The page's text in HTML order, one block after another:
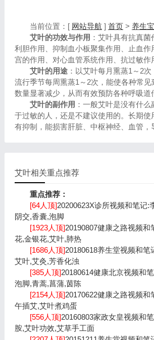
当前位置：[ 网站导航 ] 首页> 养生
艾叶的功效与作用 ：艾叶具有抗真菌
利胆作用、抑制血小板聚集作用、止血作
宫的作用、对心血管系统作用、抗过敏作
艾叶的用途：以艾叶每月熏蒸1～2
流行季节每周熏蒸1～2次，能使各种常见
数量显著减少，从而有效预防各种呼吸道
艾叶的副作用 ：一般艾叶是没有什
于过敏的人，还是不建议使用的。长期使
有抑制，能损害肝脏、中枢神经、血管，
艾叶相关重点推荐
重点推荐：
[64人顶]20200623X诊所视频和笔记:
阴交,香囊,泡脚
[1923人顶]20190807健康之路视频和
花,金银花,艾叶,肺热
[1686人顶]20180618养生堂视频和笔
艾叶,艾灸,芳香化浊
[385人顶]20180614健康北京视频和
泡脚,青蒿,菖蒲,茵陈
[2154人顶]20170622健康之路视频和
午插艾,艾叶煮鸡蛋
[556人顶]20160803家政女皇视频和
胺,艾叶功效,艾草手工面